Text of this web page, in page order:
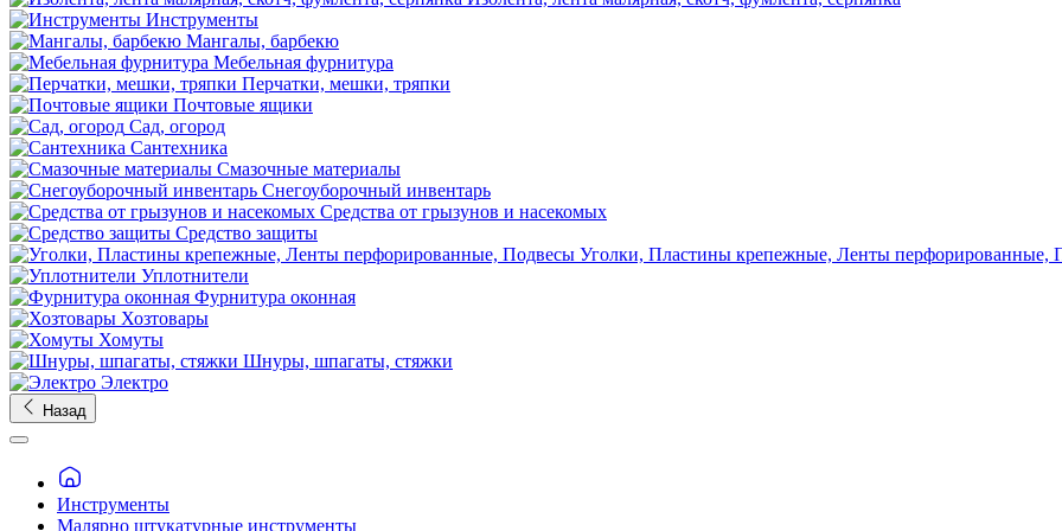
Инструменты
Мангалы, барбекю
Мебельная фурнитура
Перчатки, мешки, тряпки
Почтовые ящики
Сад, огород
Сантехника
Смазочные материалы
Снегоуборочный инвентарь
Средства от грызунов и насекомых
Средство защиты
Уголки, Пластины крепежные, Ленты перфорированные,
Уплотнители
Фурнитура оконная
Хозтовары
Хомуты
Шнуры, шпагаты, стяжки
Электро
Назад
Инструменты
Малярно штукатурные инструменты